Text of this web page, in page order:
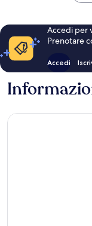
Accedi per
Prenotare
Accedi